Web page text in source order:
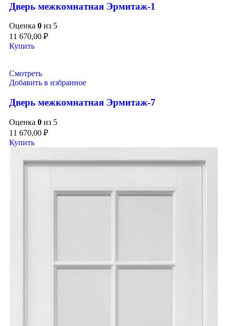
Дверь межкомнатная Эрмитаж-1
Оценка 0 из 5
11 670,00 ₽
Купить
Смотреть
Добавить в избранное
Дверь межкомнатная Эрмитаж-7
Оценка 0 из 5
11 670,00 ₽
Купить